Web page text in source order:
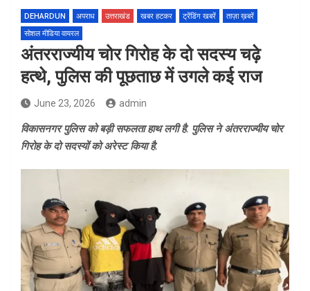
DEHARDUN अपराध उत्तराखंड खबर हटकर ट्रेंडिंग खबरें
ताज़ा ख़बरें
सोशल मीडिया वायरल
अंतरराज्यीय चोर गिरोह के दो सदस्य चढ़े
हत्थे, पुलिस की पूछताछ में उगले कई राज
June 23, 2026 admin
विकासनगर पुलिस को बड़ी सफलता हाथ लगी है. पुलिस ने अंतरराज्यीय चोर
गिरोह के दो सदस्यों को अरेस्ट किया है.